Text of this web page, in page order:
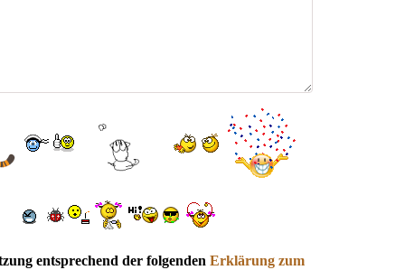
entsprechend der folgenden Erklärung zum